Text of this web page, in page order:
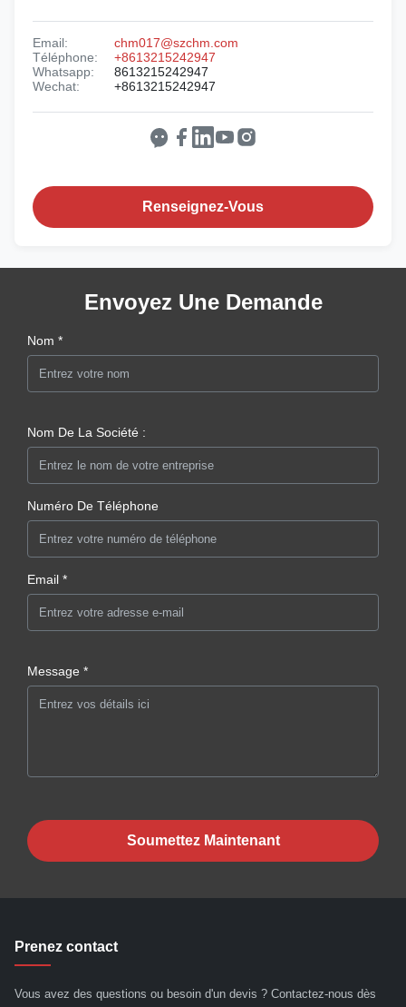
Email:
chm017@szchm.com
Téléphone:
+8613215242947
Whatsapp:
8613215242947
Wechat:
+8613215242947
Renseignez-Vous
Envoyez Une Demande
Nom *
Nom De La Société :
Numéro De Téléphone
Email *
Message *
Soumettez Maintenant
Prenez contact
Vous avez des questions ou besoin d'un devis ? Contactez-nous dès